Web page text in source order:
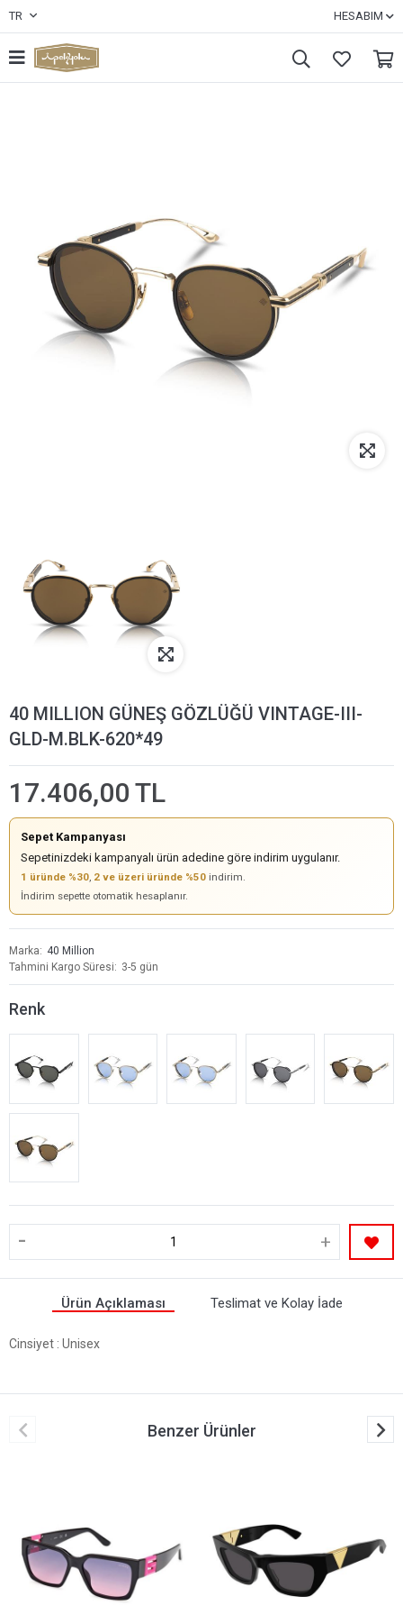
TR HESABIM
40 MILLION GÜNEŞ GÖZLÜĞÜ VINTAGE-III-
GLD-M.BLK-620*49
17.406,00 TL
Sepet Kampanyası
Sepetinizdeki kampanyalı ürün adedine göre indirim uygulanır.
1 üründe %30, 2 ve üzeri üründe %50 indirim.
İndirim sepette otomatik hesaplanır.
Marka
40 Million
Tahmini Kargo Süresi
3-5 gün
Renk
- +
Ürün Açıklaması Teslimat ve Kolay İade
Cinsiyet : Unisex
Benzer Ürünler